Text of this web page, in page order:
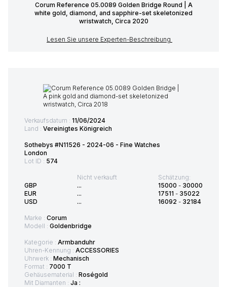
Corum Reference 05.0089 Golden Bridge Round | A
white gold, diamond, and sapphire-set skeletonized
wristwatch, Circa 2020
Lesen Sie unsere Experten-Beschreibung
Verkaufsdatum : 11/06/2024
Land : Vereinigtes Königreich
Sothebys #N11526 - 2024-06 - Fine Watches
London
Lot ID : 574
GBP
EUR
USD
Nicht verkauft
...
...
...
Schätzung:
15000 - 30000
17511 - 35022
16092 - 32184
Marke : Corum
Modell : Goldenbridge
Kategorie : Armbanduhr
Uhren-Kennung : ACCESSORIES
Uhrwerk : Mechanisch
Format : 7000 T
Gehäusematerial : Roségold
Mit Diamanten : Ja :